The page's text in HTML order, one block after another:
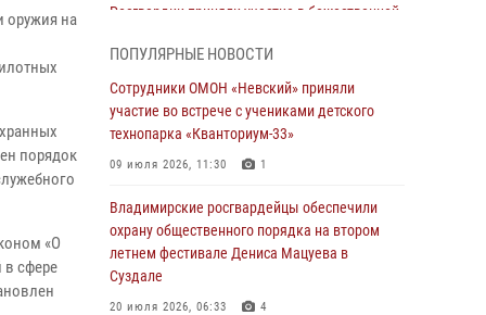
оружия на
порядок
«О
в сфере
Росгвардии приняли участие в божественной
равноапостольного великого князя
Владимира и празднования Дня Крещения
29 июля 2026, 05:29 4
пресечена деятельность массажного салона,
в котором оказывались интимные услуги
28 июля 2026, 11:51
Во Владимирcкой области открыли
ПОПУЛЯРНЫЕ НОВОСТИ
Сотрудники ОМОН «Невский» приняли
участие во встрече с учениками детского
технопарка «Кванториум-33»
09 июля 2026, 11:30 1
Владимирские росгвардейцы обеспечили
охрану общественного порядка на втором
летнем фестивале Дениса Мацуева в
Суздале
20 июля 2026, 06:33 4